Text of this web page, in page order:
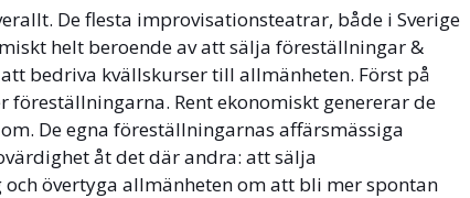
De flesta improvisationsteatrar, både i Sverige
helt beroende av att sälja föreställningar &
bedriva kvällskurser till allmänheten. Först på
föreställningarna. Rent ekonomiskt genererar de
De egna föreställningarnas affärsmässiga
åt det där andra: att sälja
övertyga allmänheten om att bli mer spontan